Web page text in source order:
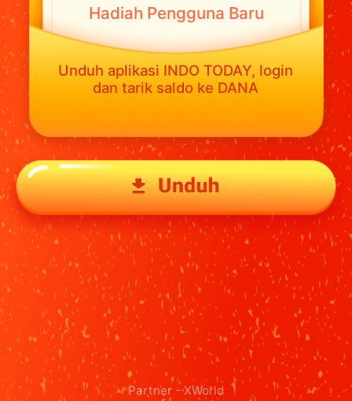
Hadiah Pengguna Baru
Unduh aplikasi INDO TODAY, login
dan tarik saldo ke DANA
Partner -XWorld